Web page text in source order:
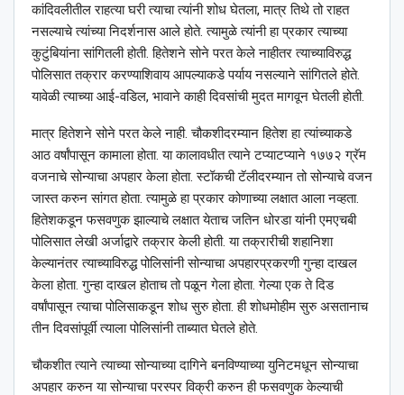
कांदिवलीतील राहत्या घरी त्याचा त्यांनी शोध घेतला, मात्र तिथे तो राहत
नसल्याचे त्यांच्या निदर्शनास आले होते. त्यामुळे त्यांनी हा प्रकार त्याच्या
कुटुंबियांना सांगितली होती. हितेशने सोने परत केले नाहीतर त्याच्याविरुद्ध
पोलिसात तक्रार करण्याशिवाय आपल्याकडे पर्याय नसल्याने सांगितले होते.
यावेळी त्याच्या आई-वडिल, भावाने काही दिवसांची मुदत मागवून घेतली होती.
मात्र हितेशने सोने परत केले नाही. चौकशीदरम्यान हितेश हा त्यांच्याकडे
आठ वर्षांपासून कामाला होता. या कालावधीत त्याने टप्याटप्याने १७७२ ग्रॅम
वजनाचे सोन्याचा अपहार केला होता. स्टॉकची टॅलीदरम्यान तो सोन्याचे वजन
जास्त करुन सांगत होता. त्यामुळे हा प्रकार कोणाच्या लक्षात आला नव्हता.
हितेशकडून फसवणुक झाल्याचे लक्षात येताच जतिन धोरडा यांनी एमएचबी
पोलिसात लेखी अर्जाद्वारे तक्रार केली होती. या तक्रारीची शहानिशा
केल्यानंतर त्याच्याविरुद्ध पोलिसांनी सोन्याचा अपहारप्रकरणी गुन्हा दाखल
केला होता. गुन्हा दाखल होताच तो पळून गेला होता. गेल्या एक ते दिड
वर्षांपासून त्याचा पोलिसाकडून शोध सुरु होता. ही शोधमोहीम सुरु असतानाच
तीन दिवसांपूर्वी त्याला पोलिसांनी ताब्यात घेतले होते.
चौकशीत त्याने त्याच्या सोन्याच्या दागिने बनविण्याच्या युनिटमधून सोन्याचा
अपहार करुन या सोन्याचा परस्पर विक्री करुन ही फसवणुक केल्याची